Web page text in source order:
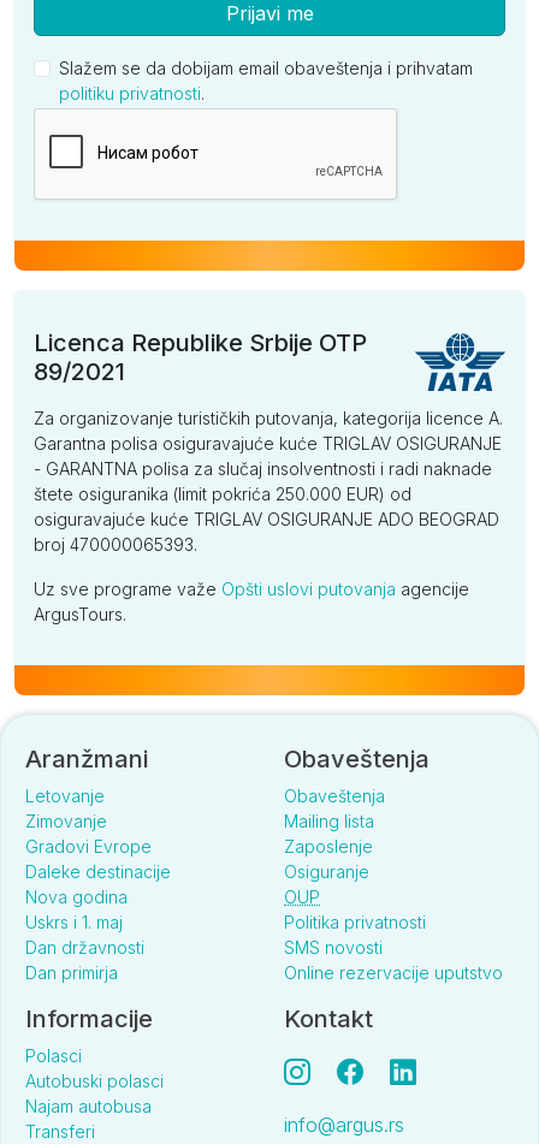
Prijavi me
Slažem se da dobijam email obaveštenja i prihvatam
politiku privatnosti.
Licenca Republike Srbije OTP
89/2021
Za organizovanje turističkih putovanja, kategorija licence A.
Garantna polisa osiguravajuće kuće TRIGLAV OSIGURANJE
- GARANTNA polisa za slučaj insolventnosti i radi naknade
štete osiguranika (limit pokrića 250.000 EUR) od
osiguravajuće kuće TRIGLAV OSIGURANJE ADO BEOGRAD
broj 470000065393.
Uz sve programe važe Opšti uslovi putovanja agencije
ArgusTours.
Aranžmani
Letovanje
Zimovanje
Gradovi Evrope
Daleke destinacije
Nova godina
Uskrs i 1. maj
Dan državnosti
Dan primirja
Obaveštenja
Obaveštenja
Mailing lista
Zaposlenje
Osiguranje
OUP
Politika privatnosti
SMS novosti
Online rezervacije uputstvo
Informacije
Polasci
Autobuski polasci
Najam autobusa
Transferi
Kontakt
info@argus.rs